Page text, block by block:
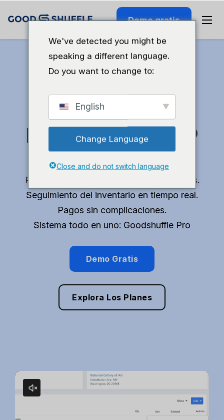
Demo gratis
Recupera tiempo
para poder hacer lo
que te gusta.
Presupuestos profesionales en 10 minutos.
Seguimiento del inventario en tiempo real.
Pagos sin complicaciones.
Sistema todo en uno: Goodshuffle Pro
Demo Gratis
Explora Los Planes
We've detected you might be
speaking a different language.
Do you want to change to:
English
Change Language
Close and do not switch language